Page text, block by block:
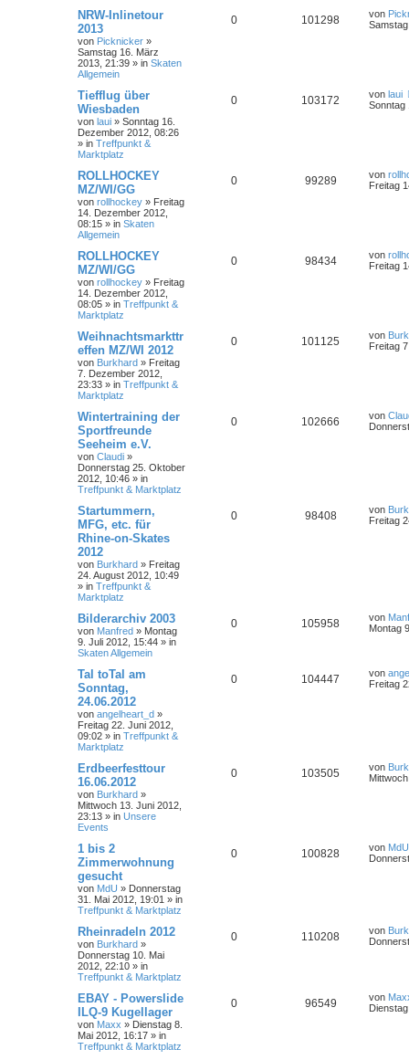
NRW-Inlinetour
2013
von Picknicker »
Samstag 16. März
2013, 21:39 » in Skaten
Allgemein
0 101298 von
Tiefflug über
Wiesbaden
von laui » Sonntag 16.
Dezember 2012, 08:26
» in Treffpunkt &
Marktplatz
0 103172 von laui
Sonntag
ROLLHOCKEY
MZ/WI/GG
von rollhockey » Freitag
14. Dezember 2012,
08:15 » in Skaten
Allgemein
0 99289 von
Freitag
ROLLHOCKEY
MZ/WI/GG
von rollhockey » Freitag
14. Dezember 2012,
08:05 » in Treffpunkt &
Marktplatz
0 98434 von
Freitag
Weihnachtsmarkttr
effen MZ/WI 2012
von Burkhard » Freitag
7. Dezember 2012,
23:33 » in Treffpunkt &
Marktplatz
0 101125 von
Freitag
Wintertraining der
Sportfreunde
Seeheim e.V.
von Claudi »
Donnerstag 25. Oktober
2012, 10:46 » in
Treffpunkt & Marktplatz
0 102666 von
Startummern,
MFG, etc. für
Rhine-on-Skates
2012
von Burkhard » Freitag
24. August 2012, 10:49
» in Treffpunkt &
Marktplatz
0 98408 von
Freitag
Bilderarchiv 2003
von Manfred » Montag
9. Juli 2012, 15:44 » in
Skaten Allgemein
0 105958 von
Montag
Tal toTal am
Sonntag,
24.06.2012
von angelheart_d »
Freitag 22. Juni 2012,
09:02 » in Treffpunkt &
Marktplatz
0 104447 von
Freitag
Erdbeerfesttour
16.06.2012
von Burkhard »
Mittwoch 13. Juni 2012,
23:13 » in Unsere
Events
0 103505 von
1 bis 2
Zimmerwohnung
gesucht
von MdU » Donnerstag
31. Mai 2012, 19:01 » in
Treffpunkt & Marktplatz
0 100828 von MdU
Rheinradeln 2012
von Burkhard »
Donnerstag 10. Mai
2012, 22:10 » in
Treffpunkt & Marktplatz
0 110208 von
EBAY - Powerslide
ILQ-9 Kugellager
von Maxx » Dienstag 8.
Mai 2012, 16:17 » in
Treffpunkt & Marktplatz
0 96549 von